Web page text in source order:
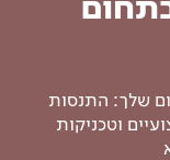
שלך: התנסות
וטכניקות